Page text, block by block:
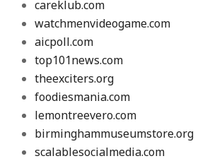
careklub.com
watchmenvideogame.com
aicpoll.com
top101news.com
theexciters.org
foodiesmania.com
lemontreevero.com
birminghammuseumstore.org
scalablesocialmedia.com